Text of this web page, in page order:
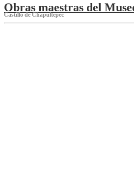
Obras maestras del
Castillo de Chapultepec